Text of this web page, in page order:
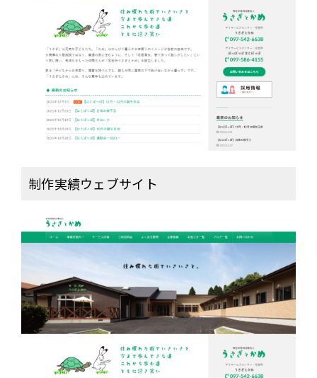
非
利
め」
は
制作実績ウェブサイト